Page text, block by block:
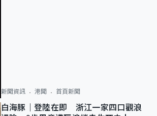
新聞資訊 港聞 首頁新聞
白海豚｜登陸在即 浙江一家四口觀浪